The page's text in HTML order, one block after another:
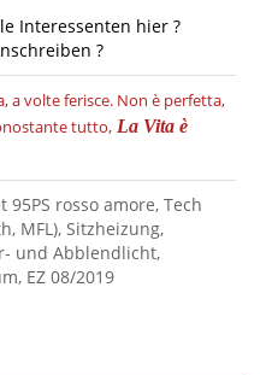
Interessenten hier ?
?
a volte ferisce. Non è perfetta,
tutto, La Vita è
95PS rosso amore, Tech
MFL), Sitzheizung,
und Abblendlicht,
EZ 08/2019